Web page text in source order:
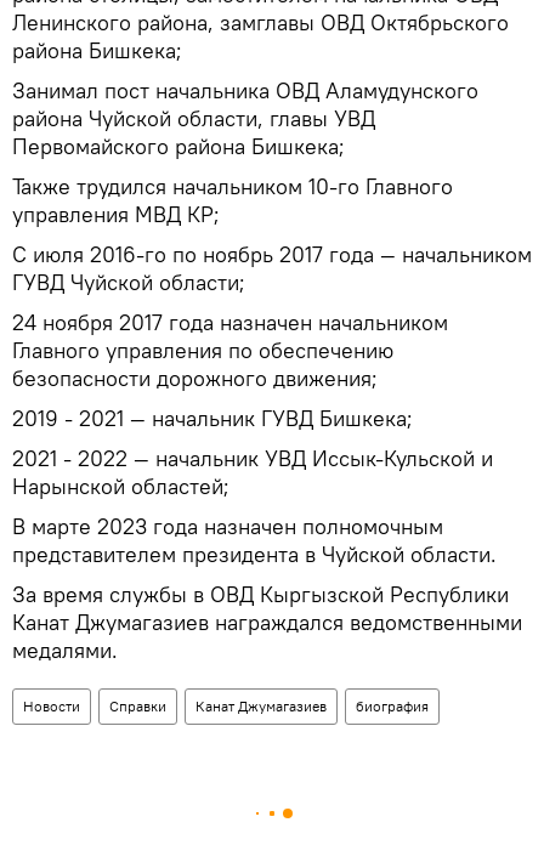
Ленинского района, замглавы ОВД Октябрьского
района Бишкека;
Занимал пост начальника ОВД Аламудунского
района Чуйской области, главы УВД
Первомайского района Бишкека;
Также трудился начальником 10-го Главного
управления МВД КР;
С июля 2016-го по ноябрь 2017 года — начальником
ГУВД Чуйской области;
24 ноября 2017 года назначен начальником
Главного управления по обеспечению
безопасности дорожного движения;
2019 - 2021 — начальник ГУВД Бишкека;
2021 - 2022 — начальник УВД Иссык-Кульской и
Нарынской областей;
В марте 2023 года назначен полномочным
представителем президента в Чуйской области.
За время службы в ОВД Кыргызской Республики
Канат Джумагазиев награждался ведомственными
медалями.
Новости Справки Канат Джумагазиев биография